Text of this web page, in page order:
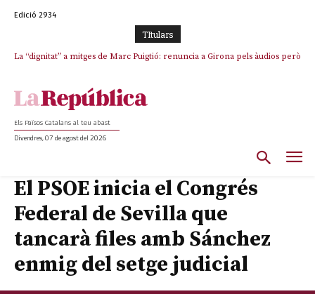
Edició 2934
TItulars
La “dignitat” a mitges de Marc Puigtió: renuncia a Girona pels àudios però
Junts exigeix que Catalunya quedi “fora” del repartiment dels menors
Els Països Catalans al teu abast
Divendres, 07 de agost del 2026
El PSOE inicia el Congrés
Federal de Sevilla que
tancarà files amb Sánchez
enmig del setge judicial